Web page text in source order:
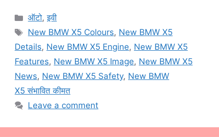
Categories
ऑटो,इवी
Tags
New BMW X5 Colours, New BMW X5
Details, New BMW X5 Engine, New BMW X5
Features, New BMW X5 Image, New BMW X5
News, New BMW X5 Safety, New BMW
X5 संभावित कीमत
Leave a comment